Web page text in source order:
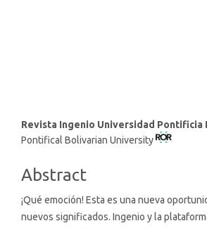
Main
Article
Revista Ingenio Universidad Pontificia
Pontifical Bolivarian University
Abstract
¡Qué emoción! Esta es una nueva
nuevos significados. Ingenio y la